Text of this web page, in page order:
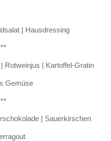
| Hausdressing
Rotweinjus | Kartoffel-Gratin
Gemüse
| Sauerkirschen